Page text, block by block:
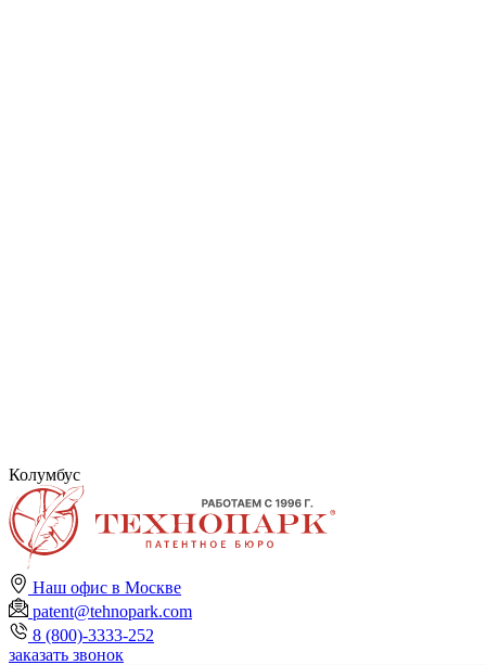
Колумбус
Наш офис в Москве
patent@tehnopark.com
8 (800)-3333-252
заказать звонок